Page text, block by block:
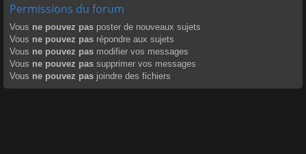
Permissions du forum
Vous ne pouvez pas poster de nouveaux sujets
Vous ne pouvez pas répondre aux sujets
Vous ne pouvez pas modifier vos messages
Vous ne pouvez pas supprimer vos messages
Vous ne pouvez pas joindre des fichiers